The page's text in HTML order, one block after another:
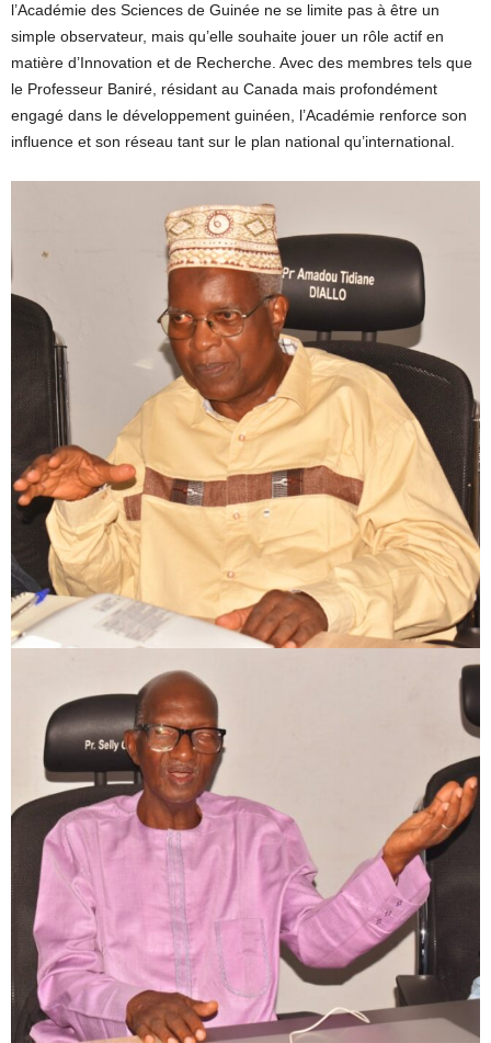
l’Académie des Sciences de Guinée ne se limite pas à être un
simple observateur, mais qu’elle souhaite jouer un rôle actif en
matière d’Innovation et de Recherche. Avec des membres tels que
le Professeur Baniré, résidant au Canada mais profondément
engagé dans le développement guinéen, l’Académie renforce son
influence et son réseau tant sur le plan national qu’international.